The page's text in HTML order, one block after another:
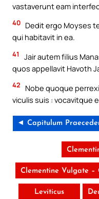
vastaverunt eam
40 Dedit ergo Moyses
qui habitavit in ea.
41
Jair autem filius
quos appellavit Havoth
42
Nobe quoque
viculis suis : vocavitque
◄ Capitulum
Clementine Vulgate –
Leviticus